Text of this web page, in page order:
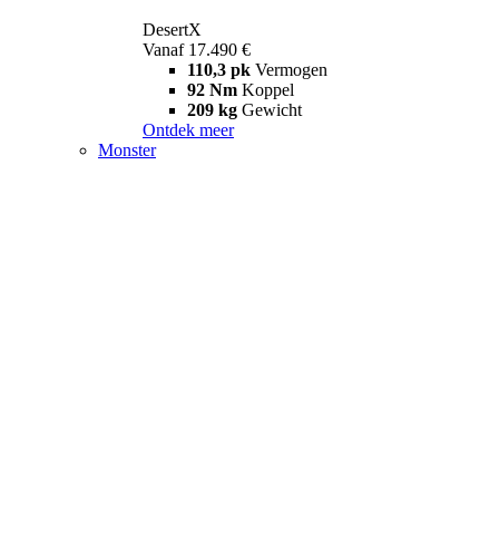
DesertX
Vanaf 17.490 €
110,3 pk Vermogen
92 Nm Koppel
209 kg Gewicht
Ontdek meer
Monster